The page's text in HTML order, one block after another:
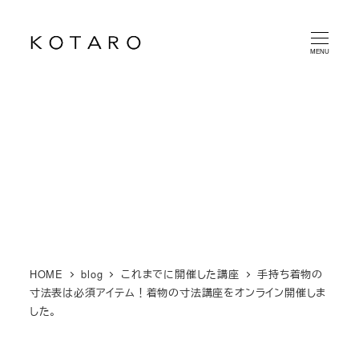
MENU
HOME blog これまでに開催した講座
手持ち着物の
寸法表は必須アイテム！着物の寸法講座をオンライン開催しま
した。